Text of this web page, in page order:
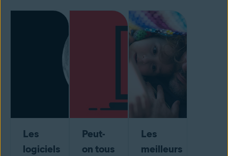
Les
logiciels
Peut-
on tous
Les
meilleurs